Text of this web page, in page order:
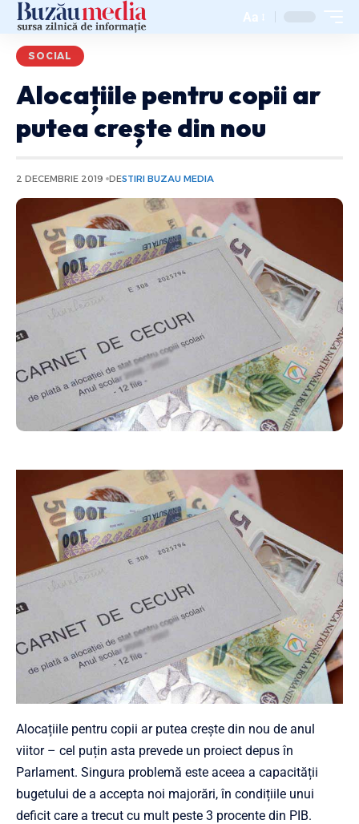
Aa
SOCIAL
Alocațiile pentru copii ar
putea crește din nou
2 DECEMBRIE 2019 DESTIRI BUZAU MEDIA
Alocațiile pentru copii ar putea crește din nou de anul
viitor – cel puțin asta prevede un proiect depus în
Parlament. Singura problemă este aceea a capacității
bugetului de a accepta noi majorări, în condițiile unui
deficit care a trecut cu mult peste 3 procente din PIB.